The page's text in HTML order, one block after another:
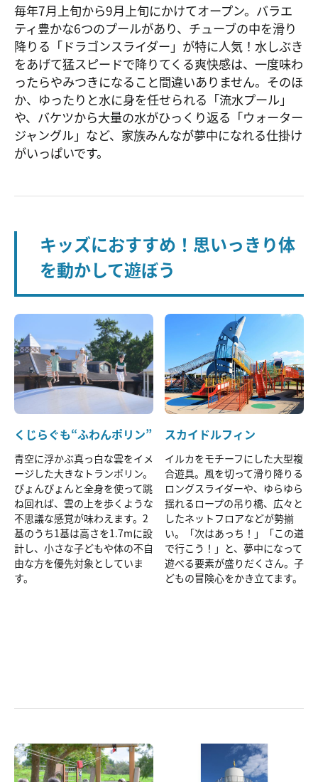
毎年7月上旬から9月上旬にかけてオープン。バラエ
ティ豊かな6つのプールがあり、チューブの中を滑り
降りる「ドラゴンスライダー」が特に人気！水しぶき
をあげて猛スピードで降りてくる爽快感は、一度味わ
ったらやみつきになること間違いありません。そのほ
か、ゆったりと水に身を任せられる「流水プール」
や、バケツから大量の水がひっくり返る「ウォーター
ジャングル」など、家族みんなが夢中になれる仕掛け
がいっぱいです。
キッズにおすすめ！思いっきり体
を動かして遊ぼう
くじらぐも“ふわんポリン”
青空に浮かぶ真っ白な雲をイメ
ージした大きなトランポリン。
ぴょんぴょんと全身を使って跳
ね回れば、雲の上を歩くような
不思議な感覚が味わえます。2
基のうち1基は高さを1.7mに設
計し、小さな子どもや体の不自
由な方を優先対象としていま
す。
スカイドルフィン
イルカをモチーフにした大型複
合遊具。風を切って滑り降りる
ロングスライダーや、ゆらゆら
揺れるロープの吊り橋、広々と
したネットフロアなどが勢揃
い。「次はあっち！」「この道
で行こう！」と、夢中になって
遊べる要素が盛りだくさん。子
どもの冒険心をかき立てます。